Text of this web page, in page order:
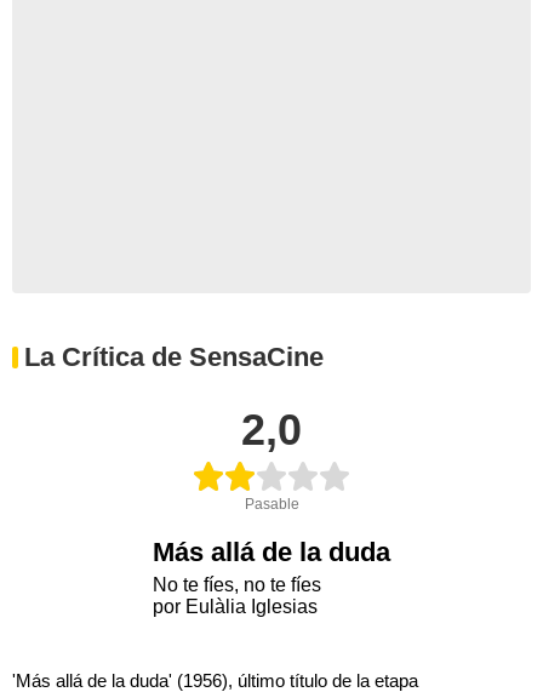
La Crítica de SensaCine
2,0
Pasable
Más allá de la duda
No te fíes, no te fíes
por Eulàlia Iglesias
'Más allá de la duda' (1956), último título de la etapa